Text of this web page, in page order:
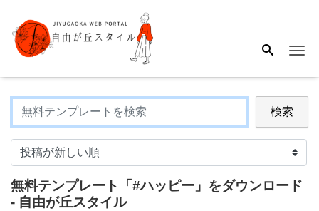
検索
無料テンプレート 「#ハッピー」 をダウンロード
- 自由が丘スタイル